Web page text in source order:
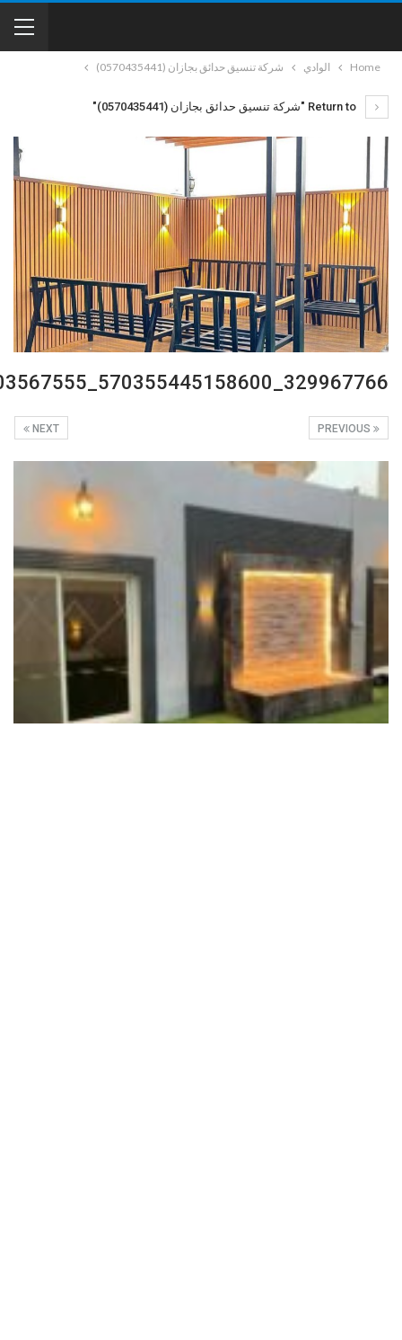
Home الوادي شركة تنسيق حدائق بجازان (0570435441)
329967766_570355445158600_3359069598403567555_n
NEXT